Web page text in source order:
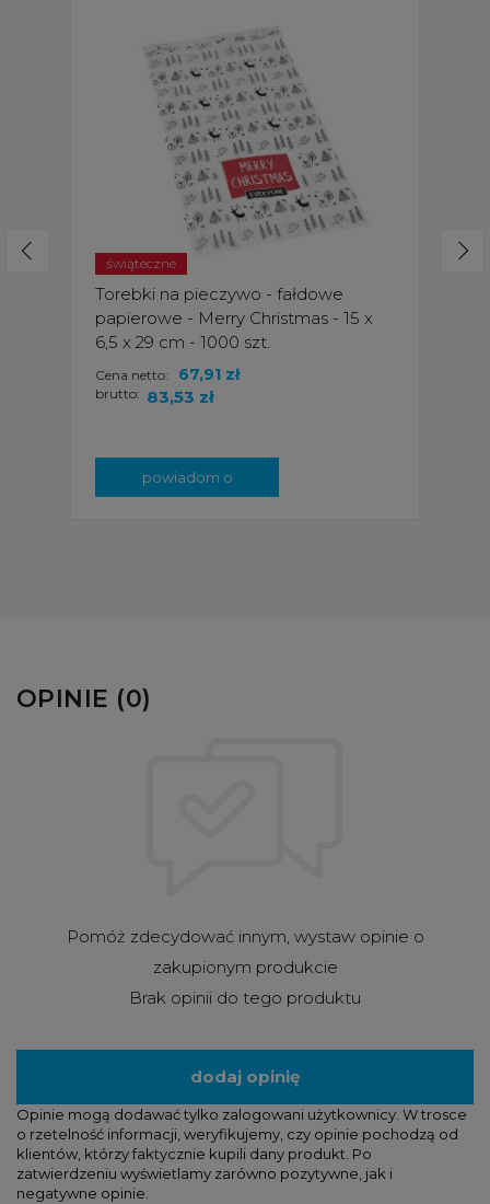
świąteczne
Torebki na pieczywo - fałdowe
papierowe - Merry Christmas - 15 x
6,5 x 29 cm - 1000 szt.
brutto: 83,53 zł
Cena netto: 67,91 zł
powiadom o
OPINIE (0)
Pomóż zdecydować innym, wystaw opinie o
zakupionym produkcie
Brak opinii do tego produktu
dodaj opinię
Opinie mogą dodawać tylko zalogowani użytkownicy. W trosce
o rzetelność informacji, weryfikujemy, czy opinie pochodzą od
klientów, którzy faktycznie kupili dany produkt. Po
zatwierdzeniu wyświetlamy zarówno pozytywne, jak i
negatywne opinie.